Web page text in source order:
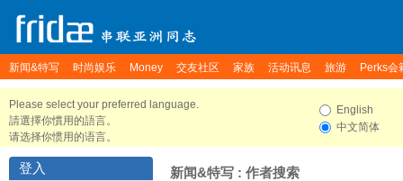
新闻&特写 时尚娱乐 Money 交友社区 家族 活动讯息 旅游 Perks会
Please select your preferred language.
請選擇你慣用的語言。
请选择你惯用的语言。
English
中文简体
登入 新闻&特写 : 作者搜索